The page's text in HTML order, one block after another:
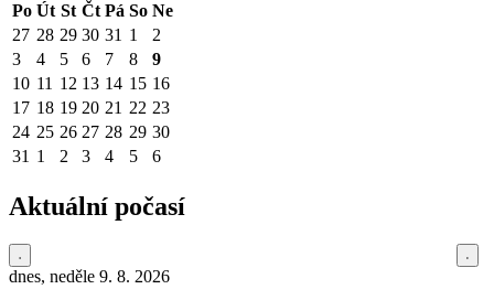
Po Út St Čt Pá So Ne
27 28 29 30 31 1
2
3
4 5 6 7 8
9
10 11 12 13 14 15 16
17 18 19 20 21 22 23
24 25 26 27 28 29 30
31 1 2 3 4 5 6
Aktuální počasí
dnes, neděle 9. 8. 2026